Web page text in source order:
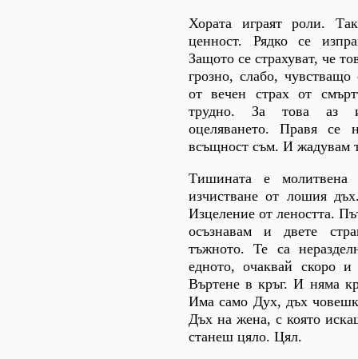
Хората играят роли.
ценност. Рядко се
Защото се страхуват, че
грозно, слабо,
от вечен страх от
трудно. За това аз
оцеляването. Правя се
всъщност съм. И жадувам
Тишината е молитвена
изчистване от лошия
Изцеление от леността.
осъзнавам и двете
тъжното. Те са
едното, очаквай скоро и
Въртене в кръг. И няма
Има само Дух, дъх
Дъх на жена, с която
станеш цяло. Цял.